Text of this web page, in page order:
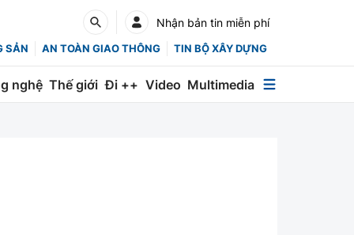
Nhận bản tin miễn phí
SẢN AN TOÀN GIAO THÔNG TIN BỘ XÂY DỰNG
nghệ Thế giới Đi ++ Video Multimedia